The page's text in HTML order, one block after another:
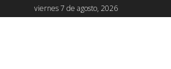
viernes 7 de agosto, 2026